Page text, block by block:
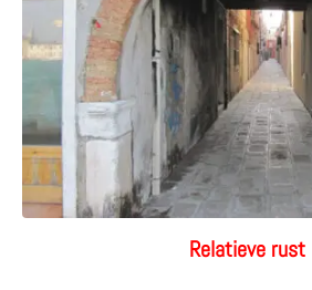
Relatieve rust